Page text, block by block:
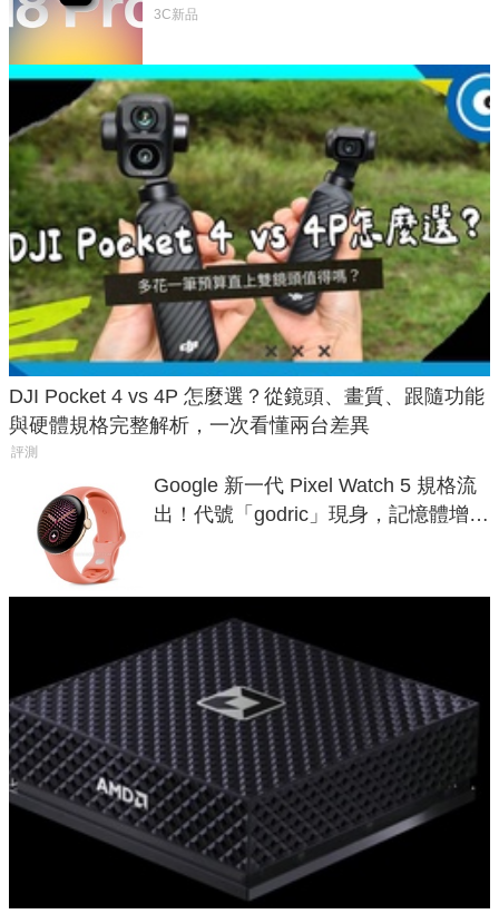
家曝山寨機無法復刻兩大關鍵
3C新品
DJI Pocket 4 vs 4P 怎麼選？從鏡頭、畫質、跟隨功能
與硬體規格完整解析，一次看懂兩台差異
評測
Google 新一代 Pixel Watch 5 規格流
出！代號「godric」現身，記憶體增強